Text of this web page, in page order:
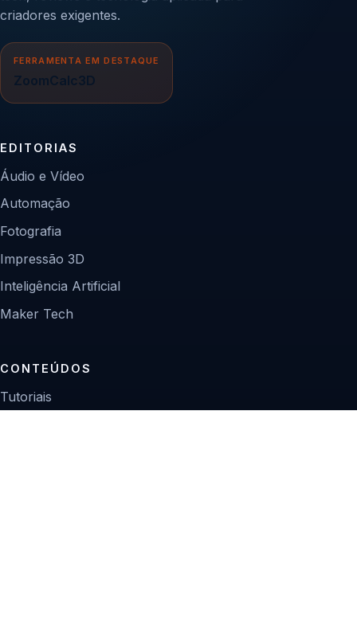
criadores exigentes.
FERRAMENTA EM DESTAQUE
ZoomCalc3D
EDITORIAS
Áudio e Vídeo
Automação
Fotografia
Impressão 3D
Inteligência Artificial
Maker Tech
CONTEÚDOS
Tutoriais